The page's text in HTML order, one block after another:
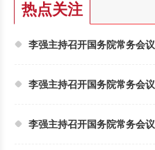
热点关注
李强主持召开国务院常务会议
李强主持召开国务院常务会议